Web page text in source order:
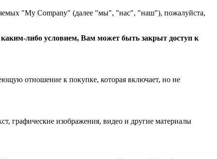
"My Company" (далее "мы", "нас", "наш"), пожалуйста,
либо условием, Вам может быть закрыт доступ к
отношение к покупке, которая включает, но не
графические изображения, видео и другие материалы